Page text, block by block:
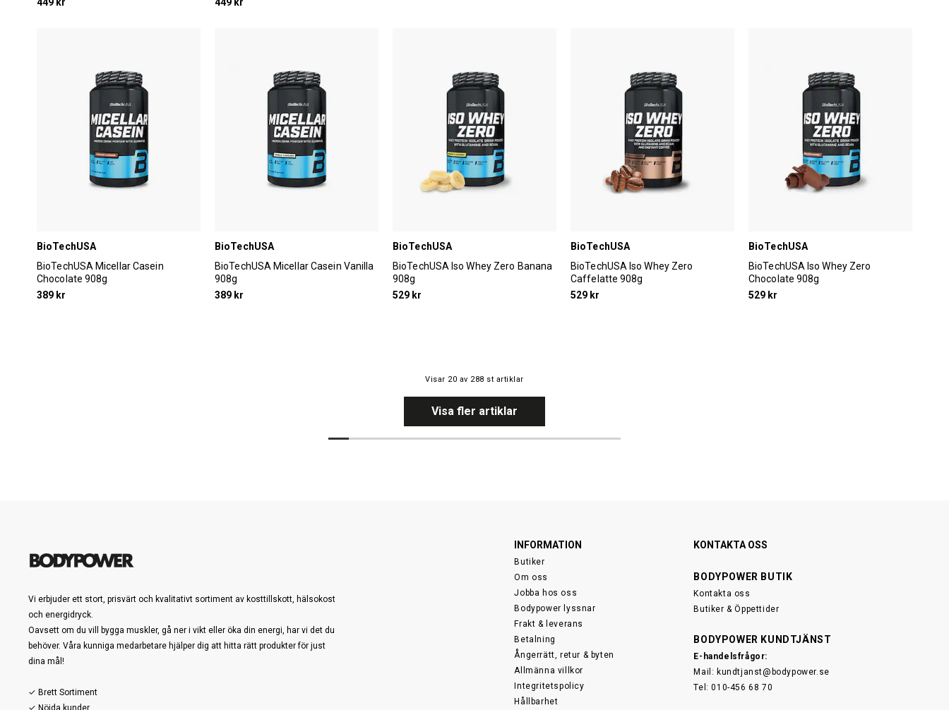
449 kr
449 kr
BioTechUSA
BioTechUSA Micellar Casein
Chocolate 908g
389 kr
BioTechUSA
BioTechUSA Micellar Casein Vanilla
908g
389 kr
BioTechUSA
BioTechUSA Iso Whey Zero Banana
908g
529 kr
BioTechUSA
BioTechUSA Iso Whey Zero
Caffelatte 908g
529 kr
BioTechUSA
BioTechUSA Iso Whey Zero
Chocolate 908g
529 kr
Visar 20 av 288 st artiklar
Visa fler artiklar
Vi erbjuder ett stort, prisvärt och kvalitativt sortiment av kosttillskott, hälsokost
och energidryck.
Oavsett om du vill bygga muskler, gå ner i vikt eller öka din energi, har vi det du
behöver. Våra kunniga medarbetare hjälper dig att hitta rätt produkter för just
dina mål!
✓ Brett Sortiment
✓ Nöjda kunder
INFORMATION
Butiker
Om oss
Jobba hos oss
Bodypower lyssnar
Frakt & leverans
Betalning
Ångerrätt, retur & byten
Allmänna villkor
Integritetspolicy
Hållbarhet
KONTAKTA OSS
BODYPOWER BUTIK
Kontakta oss
Butiker & Öppettider
BODYPOWER KUNDTJÄNST
E-handelsfrågor:
Mail: kundtjanst@bodypower.se
Tel: 010-456 68 70